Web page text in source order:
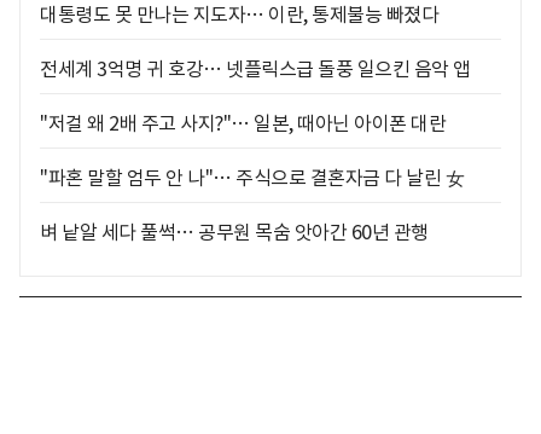
대통령도 못 만나는 지도자… 이란, 통제불능 빠졌다
전세계 3억명 귀 호강… 넷플릭스급 돌풍 일으킨 음악 앱
"저걸 왜 2배 주고 사지?"… 일본, 때아닌 아이폰 대란
"파혼 말할 엄두 안 나"… 주식으로 결혼자금 다 날린 女
벼 낱알 세다 풀썩… 공무원 목숨 앗아간 60년 관행